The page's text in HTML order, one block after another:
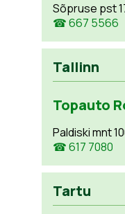
Sõpruse pst
☎ 667 5566
Tallinn
Topauto
Paldiski mnt
☎ 617 7080
Tartu